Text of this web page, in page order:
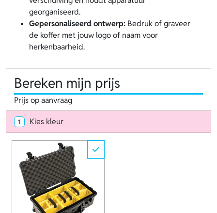
georganiseerd.
Gepersonaliseerd ontwerp: Bedruk of graveer
de koffer met jouw logo of naam voor
herkenbaarheid.
Bereken mijn prijs
Prijs op aanvraag
1 Kies kleur